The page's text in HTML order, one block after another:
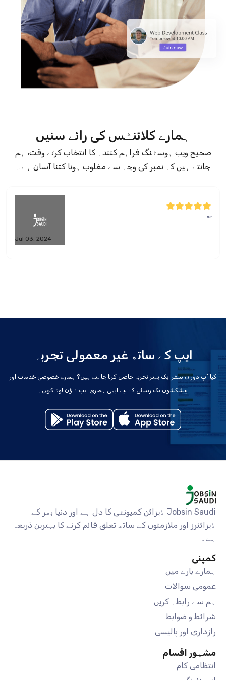
ہمارے کلائنٹس کی رائے سنیں
صحیح ویب ہوسٹنگ فراہم کنندہ کا انتخاب کرتے وقت، ہم
جانتے ہیں کہ نمبر کی وجہ سے مغلوب ہونا کتنا آسان ہے۔
""
Jul 03, 2024
ایپ کے ساتھ غیر معمولی تجربہ
کیا آپ دوران سفر ایک بہتر تجربہ حاصل کرنا چاہتے ہیں؟ ہمارے خصوصی خدمات اور
پیشکشوں تک رسائی کے لیے ابھی ہماری ایپ ڈاؤن لوڈ کریں۔
Jobsin Saudi ڈیزائن کمیونٹی کا دل ہے اور دنیا بھر کے
ڈیزائنرز اور ملازمتوں کے ساتھ تعلق قائم کرنے کا بہترین ذریعہ
ہے۔
کمپنی
ہمارے بارے میں
عمومی سوالات
ہم سے رابطہ کریں
شرائط و ضوابط
رازداری اور پالیسی
مشہور اقسام
انتظامی کام